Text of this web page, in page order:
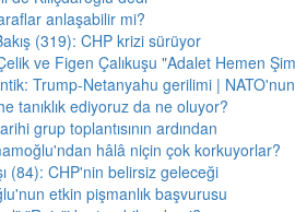
anlaşabilir mi?
(319): CHP krizi sürüyor
ve Figen Çalıkuşu "Adalet Hemen
Trump-Netanyahu gerilimi |
tanıklık ediyoruz da ne oluyor?
grup toplantısının ardından
hâlâ niçin çok korkuyorlar?
(84): CHP'nin belirsiz geleceği
etkin pişmanlık başvurusu